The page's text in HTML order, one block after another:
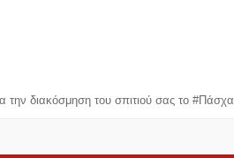
την διακόσμηση του σπιτιού σας το #Πάσχα